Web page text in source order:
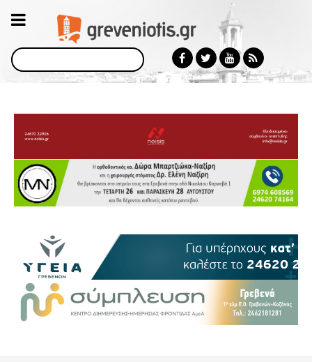
Αναζήτηση